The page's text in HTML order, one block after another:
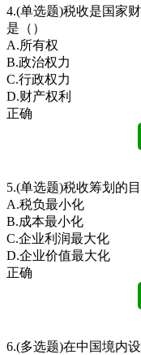
4.(单选题)税收是国家
是（）
A.所有权
B.政治权力
C.行政权力
D.财产权利
正确
5.(单选题)税收筹划的目
A.税负最小化
B.成本最小化
C.企业利润最大化
D.企业价值最大化
正确
6.(多选题)在中国境内